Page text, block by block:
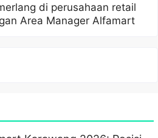
di perusahaan retail
Area Manager Alfamart